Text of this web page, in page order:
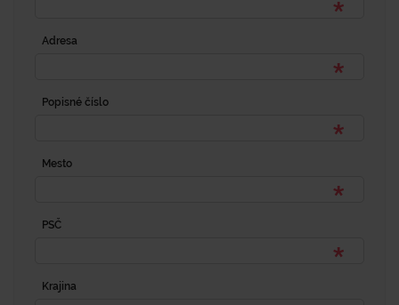
Adresa
Popisné číslo
Mesto
PSČ
Krajina